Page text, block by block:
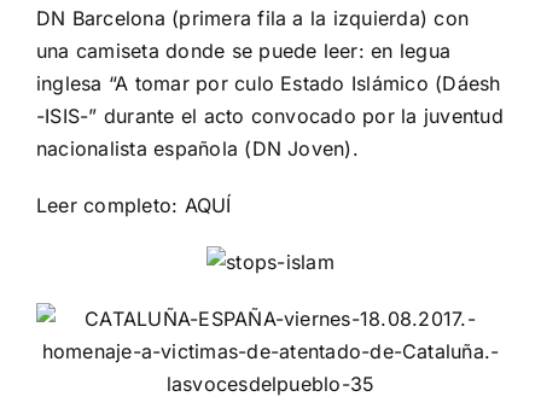
DN Barcelona (primera fila a la izquierda) con
una camiseta donde se puede leer: en legua
inglesa “A tomar por culo Estado Islámico (Dáesh
-ISIS-” durante el acto convocado por la juventud
nacionalista española (DN Joven).
Leer completo: AQUÍ